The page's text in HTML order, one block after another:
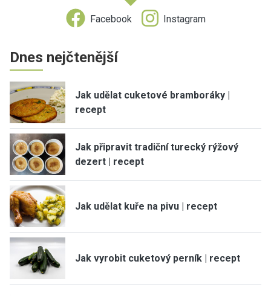
Facebook Instagram
Dnes nejčtenější
Jak udělat cuketové bramboráky |
recept
Jak připravit tradiční turecký rýžový
dezert | recept
Jak udělat kuře na pivu | recept
Jak vyrobit cuketový perník | recept